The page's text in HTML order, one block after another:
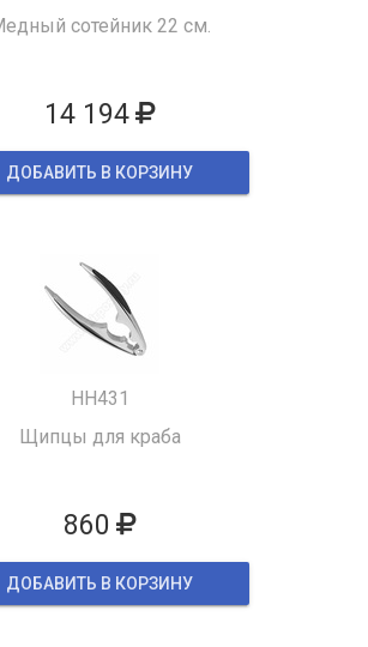
сотейник 22 см.
14 194
ДОБАВИТЬ В КОРЗИНУ
HH431
Щипцы для краба
860
ДОБАВИТЬ В КОРЗИНУ